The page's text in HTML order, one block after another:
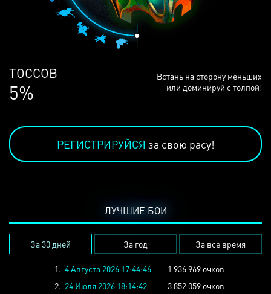
ЛЮДЕЙ
68%
Встань на сторону меньших
или доминируй с толпой!
РЕГИСТРИРУЙСЯ за свою расу!
ЛУЧШИЕ БОИ
За 30 дней За год За все время
1. 4 Августа 2026 17:44:46
1 936 969 очков
2. 24 Июля 2026 18:14:42
3 852 059 очков